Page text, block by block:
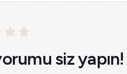
siz yapın!